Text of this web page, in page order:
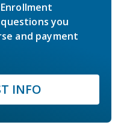
you
and payment
INFO